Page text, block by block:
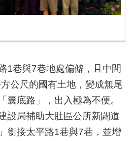
1巷與7巷地處偏僻，且中間
公尺的國有土地，變成無尾
囊底路」，出入極為不便。
設局補助大肚區公所新闢道
銜接太平路1巷與7巷，並增